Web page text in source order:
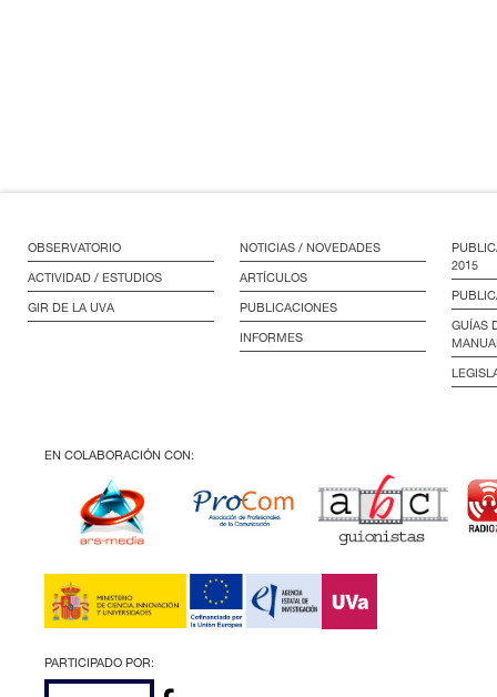
OBSERVATORIO
ACTIVIDAD / ESTUDIOS
GIR DE LA UVA
NOTICIAS / NOVEDADES
ARTÍCULOS
PUBLICACIONES
INFORMES
2015
GUÍAS
EN COLABORACIÓN CON:
PARTICIPADO POR: